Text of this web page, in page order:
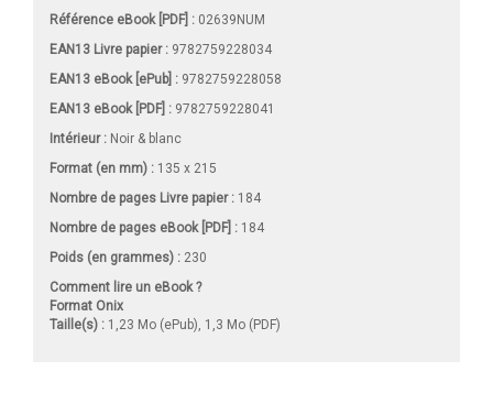
Référence eBook [PDF] : 02639NUM
EAN13 Livre papier : 9782759228034
EAN13 eBook [ePub] : 9782759228058
EAN13 eBook [PDF] : 9782759228041
Intérieur : Noir & blanc
Format (en mm) : 135 x 215
Nombre de pages Livre papier: 184
Nombre de pages eBook [PDF] : 184
Poids (en grammes) : 230
Comment lire un eBook ?
Format Onix
Taille(s) : 1,23 Mo (ePub), 1,3 Mo (PDF)